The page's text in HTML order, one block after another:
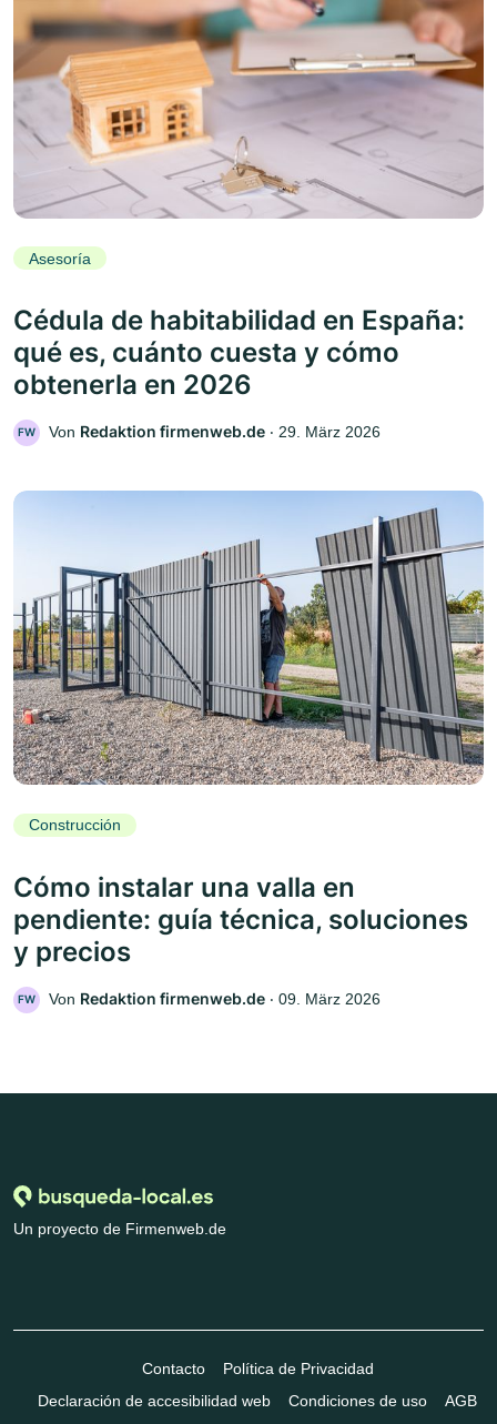
Asesoría
Cédula de habitabilidad en España:
qué es, cuánto cuesta y cómo
obtenerla en 2026
FW Von Redaktion firmenweb.de ‧ 29. März 2026
Construcción
Cómo instalar una valla en
pendiente: guía técnica, soluciones
y precios
FW Von Redaktion firmenweb.de ‧ 09. März 2026
Un proyecto de Firmenweb.de
Contacto
Política de Privacidad
Declaración de accesibilidad web
Condiciones de uso
AGB